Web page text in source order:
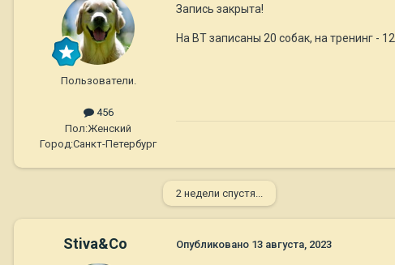
Пользователи.
456
Пол:Женский
Город:Санкт-Петербург
Запись закрыта!
На ВТ записаны 20 собак, на тренинг - 12.
2 недели спустя...
Stiva&Co Опубликовано 13 августа, 2023